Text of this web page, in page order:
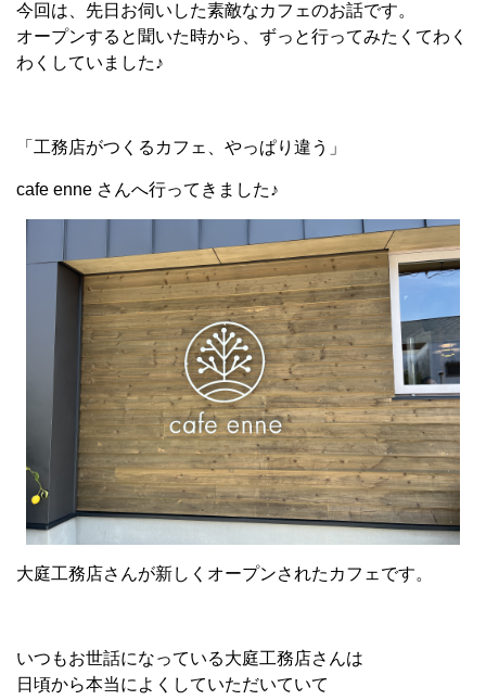
今回は、先日お伺いした素敵なカフェのお話です。
オープンすると聞いた時から、ずっと行ってみたくてわく
わくしていました♪
「工務店がつくるカフェ、やっぱり違う」
cafe enne さんへ行ってきました♪
大庭工務店さんが新しくオープンされたカフェです。
いつもお世話になっている大庭工務店さんは
日頃から本当によくしていただいていて